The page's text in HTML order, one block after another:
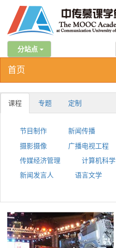
分站点
首页
课程 专题 定制
节目制作 新闻传播
摄影摄像
广播电视工程
传媒经济管理
计算机科学
新闻发言人
语言文学